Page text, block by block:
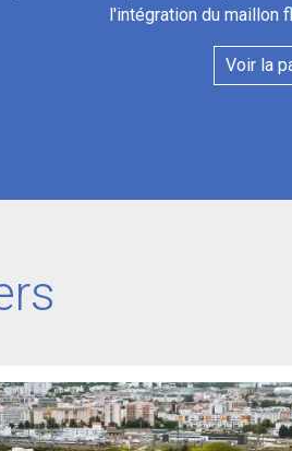
l'intégration du maillon
Voir la